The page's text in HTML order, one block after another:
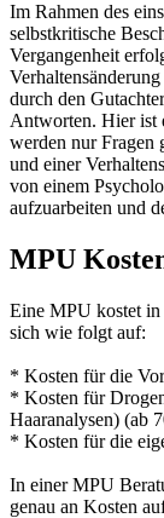
Im Rahmen des
selbstkritische
Vergangenheit
durch den
Antworten. Hier ist
werden nur Fragen
und einer
von einem
aufzuarbeiten und
MPU
Eine MPU kostet in
sich wie folgt auf:
* Kosten für die
* Kosten für
Haaranalysen) (ab
* Kosten für die
In einer MPU
genau an Kosten